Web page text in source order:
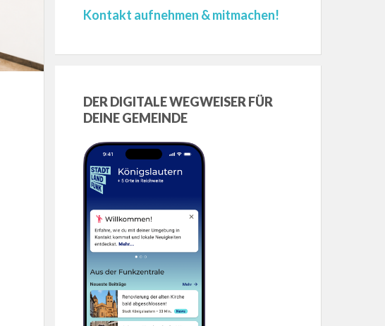
Kontakt aufnehmen & mitmachen!
DER DIGITALE WEGWEISER FÜR
DEINE GEMEINDE